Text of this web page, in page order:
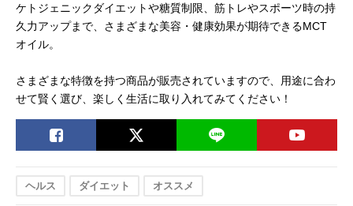
ケトジェニックダイエットや糖質制限、筋トレやスポーツ時の持
久力アップまで、さまざまな美容・健康効果が期待できるMCT
オイル。
さまざまな特徴を持つ商品が販売されていますので、用途に合わ
せて賢く選び、楽しく生活に取り入れてみてください！
ヘルス ダイエット オススメ